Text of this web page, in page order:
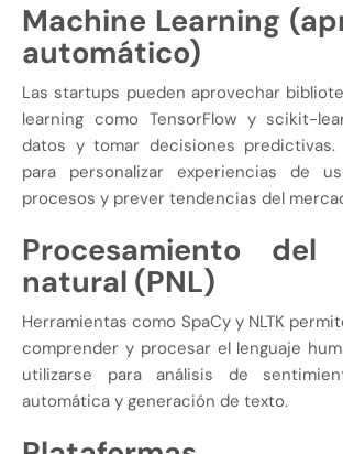
Machine Learning
automático)
Las startups pueden aprovechar
learning como TensorFlow y scikit-
datos y tomar decisiones predictivas.
para personalizar experiencias de
procesos y prever tendencias del
Procesamiento del
natural (PNL)
Herramientas como SpaCy y NLTK
comprender y procesar el lenguaje
utilizarse para análisis de
automática y generación de texto.